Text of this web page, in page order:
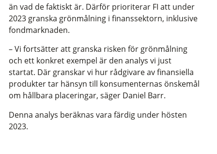
än vad de faktiskt är. Därför prioriterar FI att under
2023 granska grönmålning i finanssektorn, inklusive
fondmarknaden.
– Vi fortsätter att granska risken för grönmålning
och ett konkret exempel är den analys vi just
startat. Där granskar vi hur rådgivare av finansiella
produkter tar hänsyn till konsumenternas önskemål
om hållbara placeringar, säger Daniel Barr.
Denna analys beräknas vara färdig under hösten
2023.